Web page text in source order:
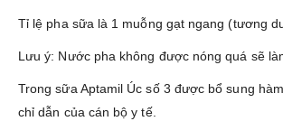
Tỉ lệ pha sữa là 1 muỗng gạt ngang (tương
Lưu ý: Nước pha không được nóng quá sẽ
Trong sữa Aptamil Úc số 3 được bổ sung
chỉ dẫn của cán bộ y tế.